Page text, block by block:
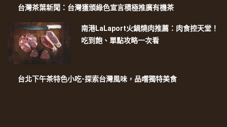
台灣茶葉新聞：台灣獲頒綠色宣言積極推廣有機茶
南港LaLaport火鍋燒肉推薦：肉食控天堂！
吃到飽、單點攻略一次看
台北下午茶特色小吃-探索台灣風味，品嚐獨特美食